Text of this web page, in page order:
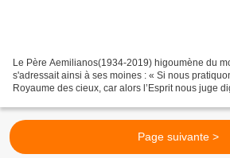
Le Père Aemilianos(1934-2019) higoumène du
s'adressait ainsi à ses moines : « Si nous
Royaume des cieux, car alors l’Esprit nous juge
Page suivante >